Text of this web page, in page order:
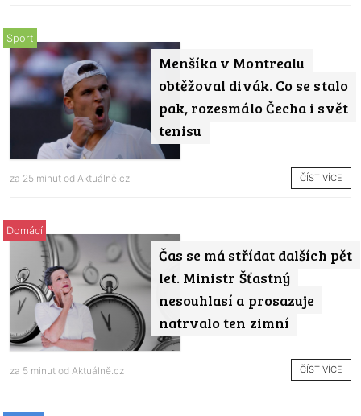
Menšíka v Montrealu
obtěžoval divák. Co se stalo
pak, rozesmálo Čecha i svět
tenisu
Sport
za 25 minut od Aktuálně.cz ČÍST VÍCE
Čas se má střídat dalších pět
let. Ministr Šťastný
nesouhlasí a prosazuje
natrvalo ten zimní
Domácí
za 5 minut od Aktuálně.cz ČÍST VÍCE